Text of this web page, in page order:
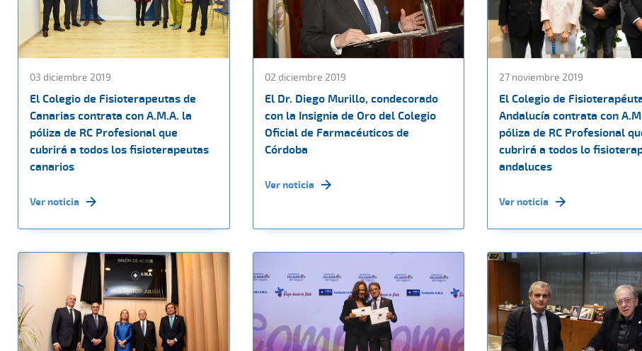
03 diciembre 2019
El Colegio de Fisioterapeutas de
Canarias contrata con A.M.A. la
póliza de RC Profesional que
cubrirá a todos los fisioterapeutas
canarios
Ver noticia
02 diciembre 2019
El Dr. Diego Murillo, condecorado
con la Insignia de Oro del Colegio
Oficial de Farmacéuticos de
Córdoba
Ver noticia
27 noviembre 2019
El Colegio de
Andalucía contrata con
póliza de RC Profesional
cubrirá a todos lo
andaluces
Ver noticia